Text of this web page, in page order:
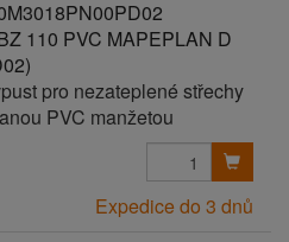
110 PVC MAPEPLAN D
pro nezateplené střechy
PVC manžetou
Expedice do 3 dnů